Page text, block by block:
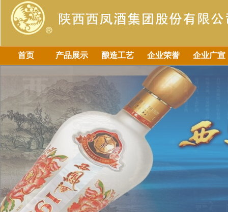
首页 产品展示 酿造工艺 企业荣誉 企业广宣